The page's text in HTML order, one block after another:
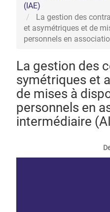
(IAE)
La gestion des
et asymétriques et de
personnels en
La gestion des
symétriques et
de mises à
personnels en
intermédiaire